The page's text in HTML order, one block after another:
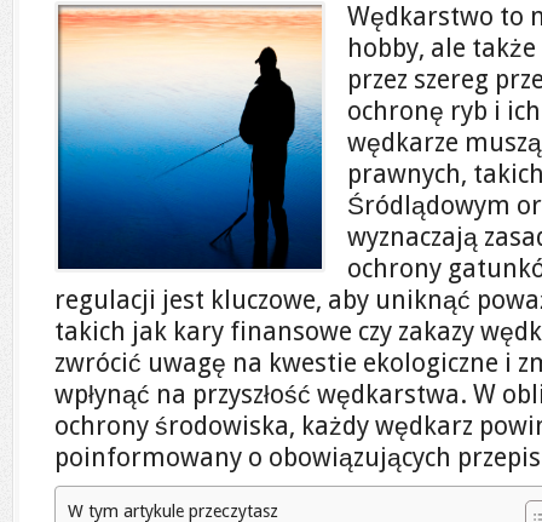
Wędkarstwo to
hobby, ale
przez szereg
ochronę ryb i
wędkarze
prawnych,
Śródlądowym
wyznaczają
ochrony
regulacji jest kluczowe, aby uniknąć
takich jak kary finansowe czy zakazy
zwrócić uwagę na kwestie ekologiczne i
wpłynąć na przyszłość wędkarstwa. W
ochrony środowiska, każdy wędkarz
poinformowany o obowiązujących
W tym artykule przeczytasz